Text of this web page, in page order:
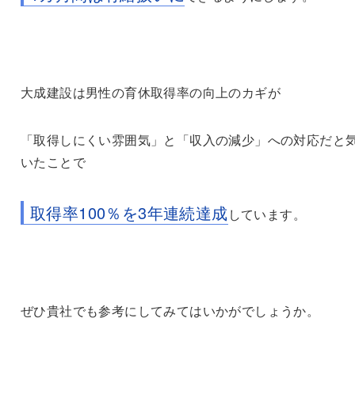
大成建設は男性の育休取得率の向上のカギが
「取得しにくい雰囲気」と「収入の減少」への対応だと
いたことで
取得率100％を3年連続達成しています。
ぜひ貴社でも参考にしてみてはいかがでしょうか。